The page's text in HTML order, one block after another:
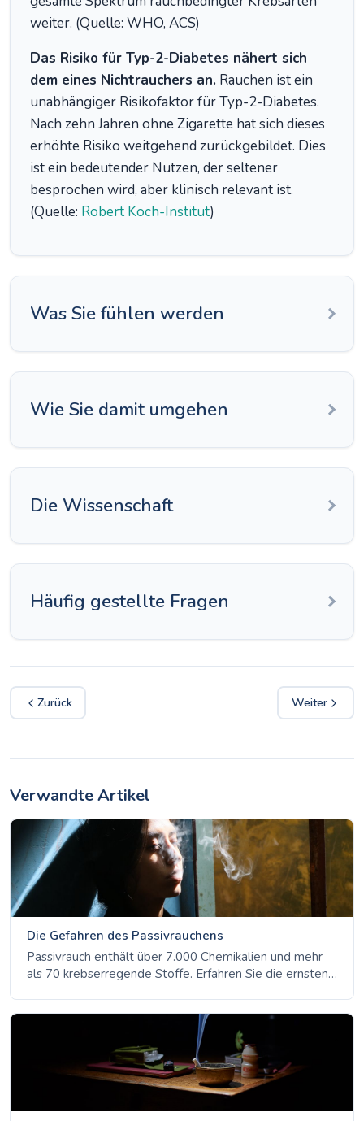
weiter. (Quelle: WHO, ACS)
Das Risiko für Typ-2-Diabetes nähert sich
dem eines Nichtrauchers an. Rauchen ist ein
unabhängiger Risikofaktor für Typ-2-Diabetes.
Nach zehn Jahren ohne Zigarette hat sich dieses
erhöhte Risiko weitgehend zurückgebildet. Dies
ist ein bedeutender Nutzen, der seltener
besprochen wird, aber klinisch relevant ist.
(Quelle: Robert Koch-Institut)
Was Sie fühlen werden
Wie Sie damit umgehen
Die Wissenschaft
Häufig gestellte Fragen
Zurück Weiter
Verwandte Artikel
Die Gefahren des Passivrauchens
Passivrauch enthält über 7.000 Chemikalien und mehr
als 70 krebserregende Stoffe. Erfahren Sie die ernsten